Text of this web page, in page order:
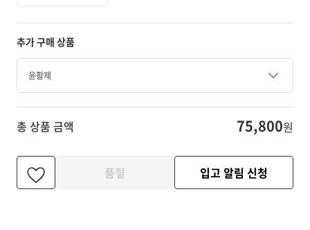
추가 구매 상품
윤활제
총 상품 금액 75,800원
품절 입고 알림 신청